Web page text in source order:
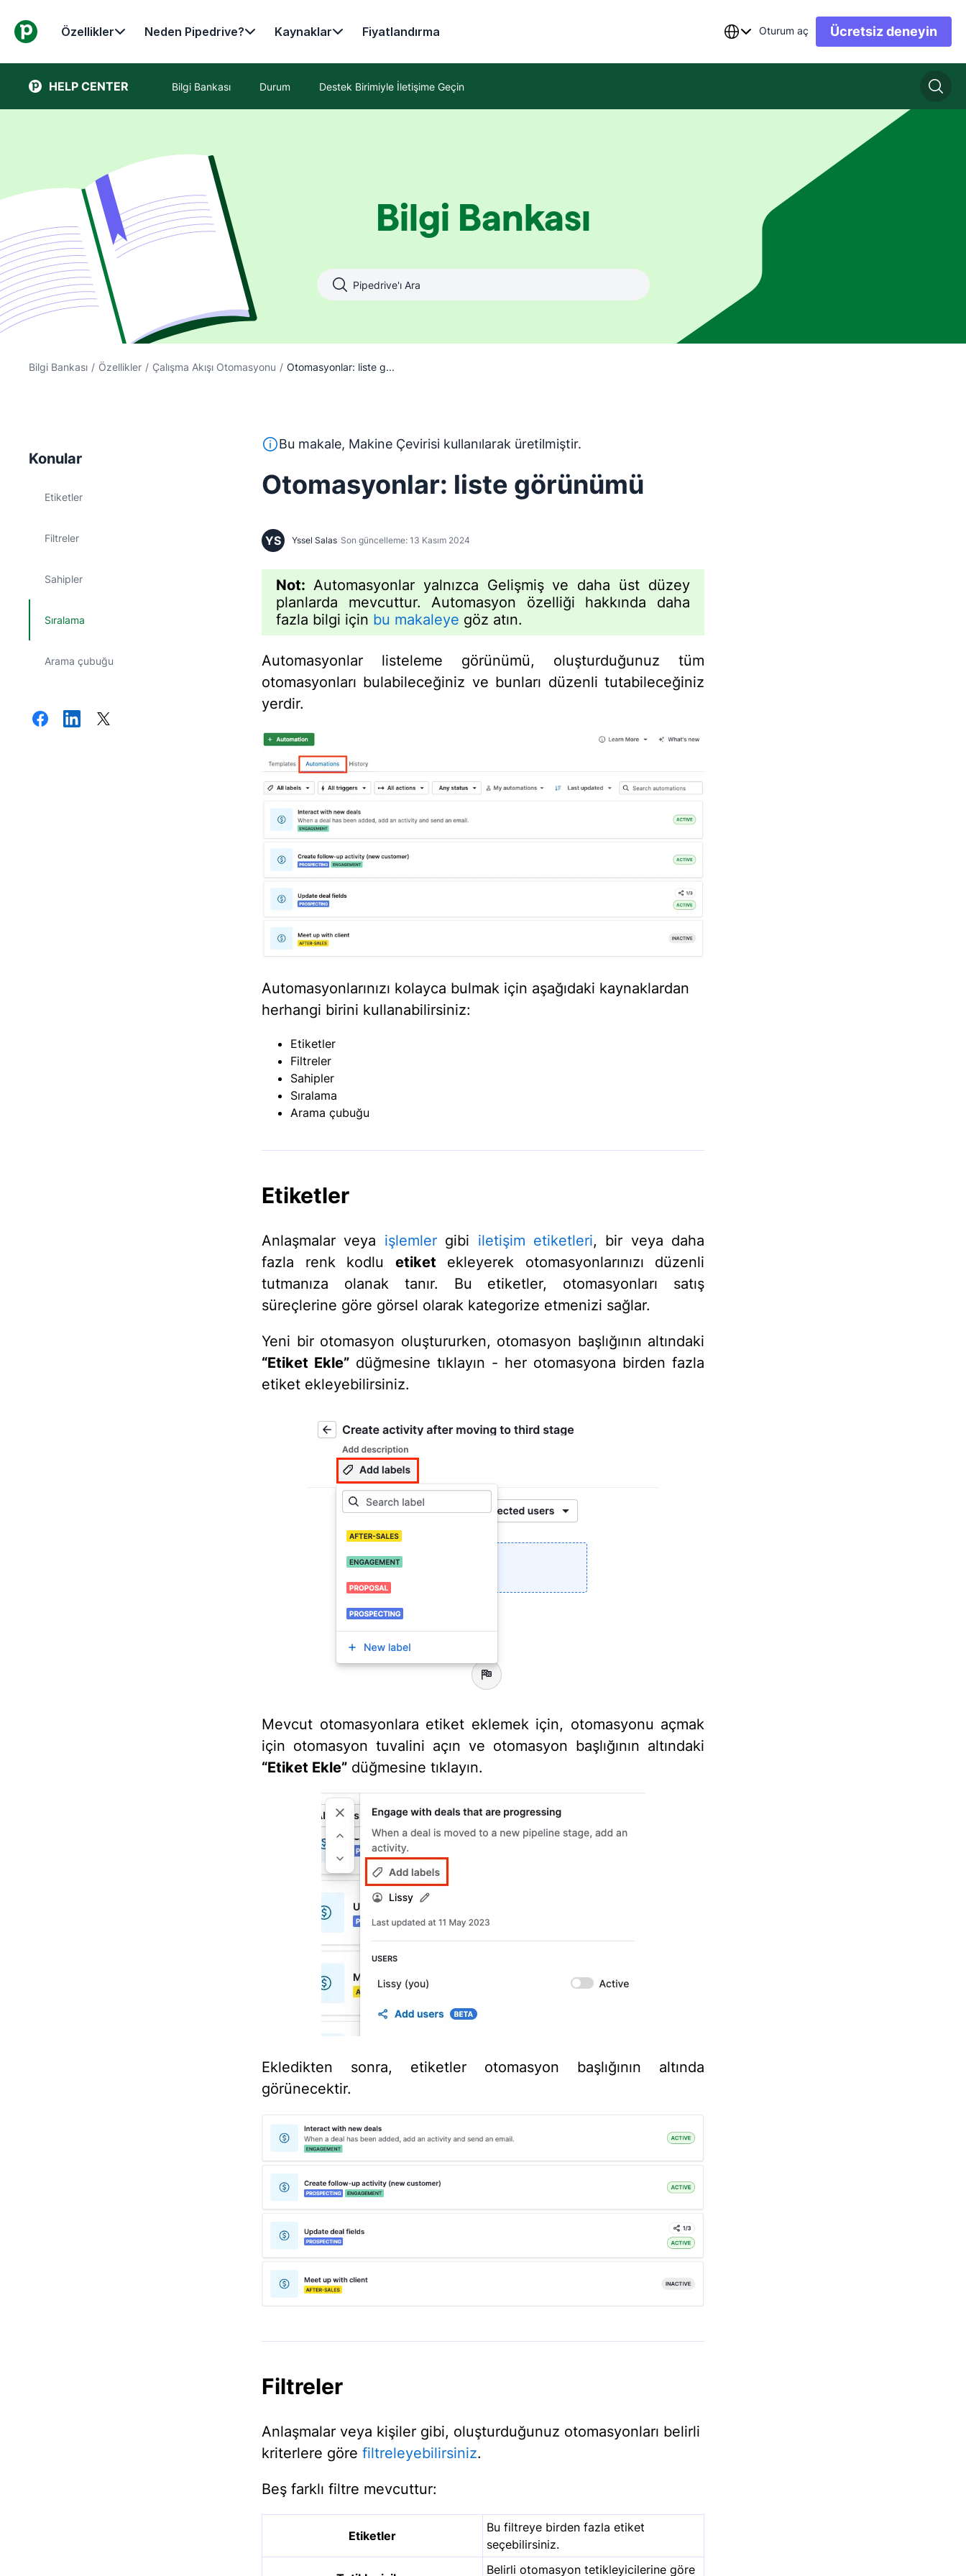
Özellikler Neden Pipedrive? Kaynaklar Fiyatlandırma Oturum aç Ücretsiz deneyin
HELP CENTER Bilgi Bankası Durum Destek Birimiyle İletişime Geçin
Bilgi Bankası
Bilgi Bankası / Özellikler / Çalışma Akışı Otomasyonu / Otomasyonlar: liste g...
Konular
Etiketler
Filtreler
Sahipler
Sıralama
Arama çubuğu
Bu metin, İngilizceden Makine Çevirisi aracı kullanılarak çevrilmiştir ve bir insan editör tarafından kontrol edilmemiştir.
Bu makale, Makine Çevirisi kullanılarak üretilmiştir.
Otomasyonlar: liste görünümü
YS Yssel Salas Son güncelleme: 13 Kasım 2024
Not: Automasyonlar yalnızca Gelişmiş ve daha üst düzey
planlarda mevcuttur. Automasyon özelliği hakkında daha
fazla bilgi için bu makaleye göz atın.
Automasyonlar listeleme görünümü, oluşturduğunuz tüm
otomasyonları bulabileceğiniz ve bunları düzenli tutabileceğiniz
yerdir.
Automasyonlarınızı kolayca bulmak için aşağıdaki kaynaklardan
herhangi birini kullanabilirsiniz:
Etiketler
Filtreler
Sahipler
Sıralama
Arama çubuğu
Etiketler
Anlaşmalar veya işlemlergibi iletişim etiketleri, bir veya daha
fazla renk kodlu etiketekleyerek otomasyonlarınızı düzenli
tutmanıza olanak tanır. Bu etiketler, otomasyonları satış
süreçlerine göre görsel olarak kategorize etmenizi sağlar.
Yeni bir otomasyon oluştururken, otomasyon başlığının altındaki
“Etiket Ekle” düğmesine tıklayın - her otomasyona birden fazla
etiket ekleyebilirsiniz.
Mevcut otomasyonlara etiket eklemek için, otomasyonu açmak
için otomasyon tuvalini açın ve otomasyon başlığının altındaki
“Etiket Ekle” düğmesine tıklayın.
Ekledikten sonra, etiketler otomasyon başlığının altında
görünecektir.
Filtreler
Anlaşmalar veya kişiler gibi, oluşturduğunuz otomasyonları belirli
kriterlere göre filtreleyebilirsiniz.
Beş farklı filtre mevcuttur:
Etiketler
Bu filtreye birden fazla etiket
seçebilirsiniz.
Belirli otomasyon tetikleyicilerine göre